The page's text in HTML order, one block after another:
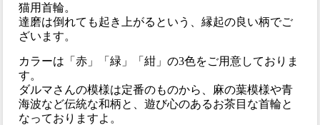
猫用首輪。
達磨は倒れても起き上がるという、縁起の良い柄でご
ざいます。
カラーは「赤」「緑」「紺」の3色をご用意しておりま
す。
ダルマさんの模様は定番のものから、麻の葉模様や青
海波など伝統な和柄と、遊び心のあるお茶目な首輪と
なっておりますよ。